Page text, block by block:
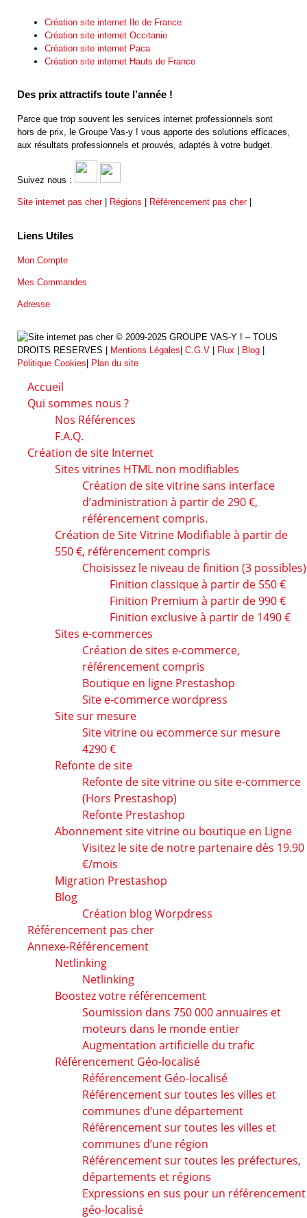
Création site internet Ile de France
Création site internet Occitanie
Création site internet Paca
Création site internet Hauts de France
Des prix attractifs toute l’année !
Parce que trop souvent les services internet professionnels sont
hors de prix, le Groupe Vas-y ! vous apporte des solutions efficaces,
aux résultats professionnels et prouvés, adaptés à votre budget.
Suivez nous :
Site internet pas cher| Régions Référencement pas cher|
Liens Utiles
Mon Compte
Mes Commandes
Adresse
© 2009-2025 GROUPE VAS-Y ! – TOUS
DROITS RESERVES |
Mentions Légales C.G.V Flux Blog
Politique Cookies
Plan du site
Accueil
Qui sommes nous ?
Nos Références
F.A.Q.
Création de site Internet
Sites vitrines HTML non modifiables
Création de site vitrine sans interface
d’administration à partir de 290 €,
référencement compris.
Création de Site Vitrine Modifiable à partir de
550 €, référencement compris
Choisissez le niveau de finition (3 possibles)
Finition classique à partir de 550 €
Finition Premium à partir de 990 €
Finition exclusive à partir de 1490 €
Sites e-commerces
Création de sites e-commerce,
référencement compris
Boutique en ligne Prestashop
Site e-commerce wordpress
Site sur mesure
Site vitrine ou ecommerce sur mesure
4290 €
Refonte de site
Refonte de site vitrine ou site e-commerce
(Hors Prestashop)
Refonte Prestashop
Abonnement site vitrine ou boutique en Ligne
Visitez le site de notre partenaire dès 19.90
€/mois
Migration Prestashop
Blog
Création blog Worpdress
Référencement pas cher
Annexe-Référencement
Netlinking
Netlinking
Boostez votre référencement
Soumission dans 750 000 annuaires et
moteurs dans le monde entier
Augmentation artificielle du trafic
Référencement Géo-localisé
Référencement Géo-localisé
Référencement sur toutes les villes et
communes d’une département
Référencement sur toutes les villes et
communes d’une région
Référencement sur toutes les préfectures,
départements et régions
Expressions en sus pour un référencement
géo-localisé